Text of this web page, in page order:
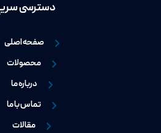
دسترسی سریع
صفحه اصلی
محصولات
درباره ما
تماس با ما
مقالات